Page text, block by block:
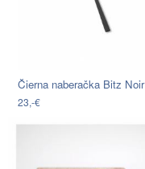
Čierna naberačka Bitz Noir
23,-€